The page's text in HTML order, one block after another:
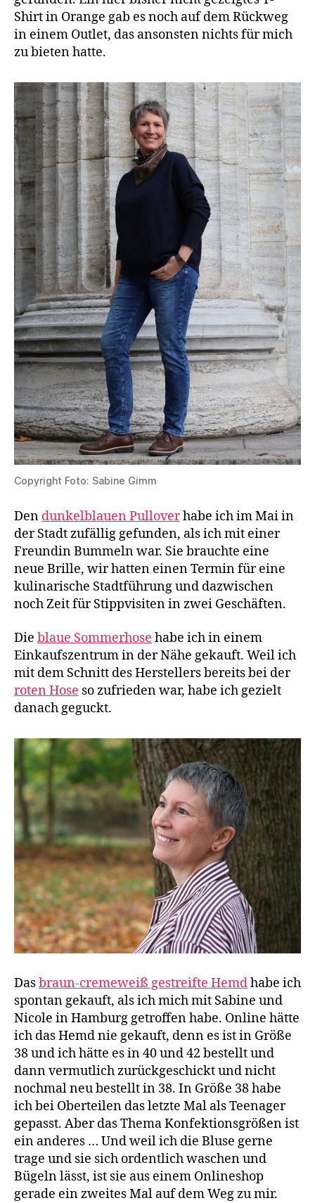
Shirt in Orange gab es noch auf dem Rückweg
in einem Outlet, das ansonsten nichts für mich
zu bieten hatte.
Copyright Foto: Sabine Gimm
Den dunkelblauen Pulloverhabe ich im Mai in
der Stadt zufällig gefunden, als ich mit einer
Freundin Bummeln war. Sie brauchte eine
neue Brille, wir hatten einen Termin für eine
kulinarische Stadtführung und dazwischen
noch Zeit für Stippvisiten in zwei Geschäften.
Die blaue Sommerhose habe ich in einem
Einkaufszentrum in der Nähe gekauft. Weil ich
mit dem Schnitt des Herstellers bereits bei der
roten Hose so zufrieden war, habe ich gezielt
danach geguckt.
Dasbraun-cremeweiß gestreifte Hemdhabe ich
spontan gekauft, als ich mich mit Sabine und
Nicole in Hamburg getroffen habe. Online hätte
ich das Hemd nie gekauft, denn es ist in Größe
38 und ich hätte es in 40 und 42 bestellt und
dann vermutlich zurückgeschickt und nicht
nochmal neu bestellt in 38. In Größe 38 habe
ich bei Oberteilen das letzte Mal als Teenager
gepasst. Aber das Thema Konfektionsgrößen ist
ein anderes … Und weil ich die Bluse gerne
trage und sie sich ordentlich waschen und
Bügeln lässt, ist sie aus einem Onlineshop
gerade ein zweites Mal auf dem Weg zu mir.